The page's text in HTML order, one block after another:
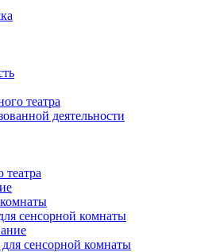
театра
деятельности
сенсорной комнаты
сенсорной комнаты